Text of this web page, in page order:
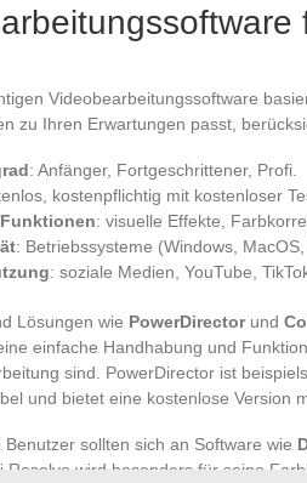
Videobearbeitungssoftware
zu Ihren Erwartungen passt,
: Anfänger, Fortgeschrittener, Profi.
kostenpflichtig mit kostenloser
: visuelle Effekte,
: Betriebssysteme (Windows,
: soziale Medien, YouTube,
Lösungen wie PowerDirectorund
einfache Handhabung und
sind. PowerDirector ist
und bietet eine kostenlose Version
sollten sich an Software wie
Resolve wird besonders für seine